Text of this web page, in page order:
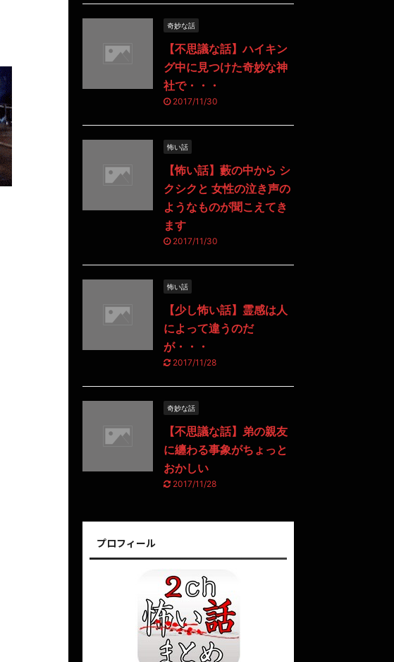
奇妙な話
【不思議な話】ハイキン
グ中に見つけた奇妙な神
社で・・・
2017/11/30
怖い話
【怖い話】藪の中から シ
クシクと 女性の泣き声の
ようなものが聞こえてき
ます
2017/11/30
怖い話
【少し怖い話】霊感は人
によって違うのだ
が・・・
2017/11/28
奇妙な話
【不思議な話】弟の親友
に纏わる事象がちょっと
おかしい
2017/11/28
プロフィール